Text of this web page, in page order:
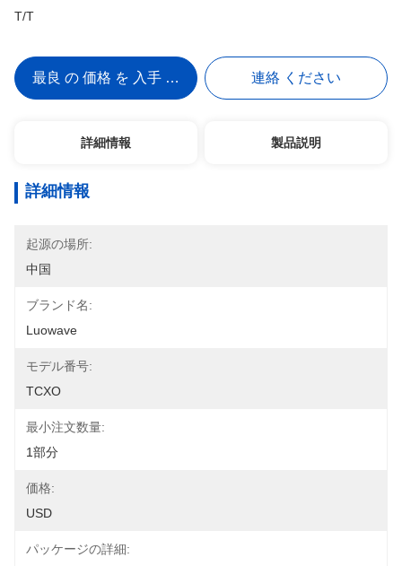
T/T
最良 の 価格 を 入手 する 連絡 ください
詳細情報 製品説明
詳細情報
起源の場所:
中国
ブランド名:
Luowave
モデル番号:
TCXO
最小注文数量:
1部分
価格:
USD
パッケージの詳細: